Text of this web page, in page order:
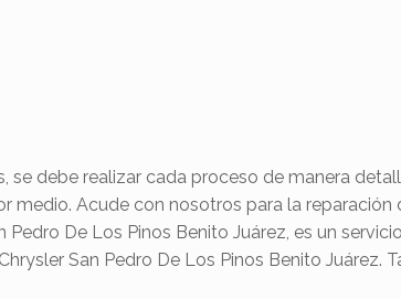
se debe realizar cada proceso de manera
medio. Acude con nosotros para la
De Los Pinos Benito Juárez, es un
San Pedro De Los Pinos Benito Juárez.